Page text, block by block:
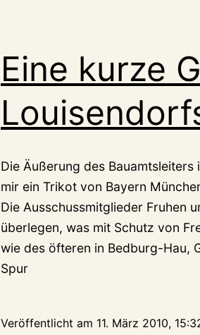
Eine kurze
Die Äußerung des
mir ein Trikot von Bayern
Die Ausschussmitglieder Fruhen
überlegen, was mit Schutz von
wie des öfteren in Bedburg-Hau,
Spur
Veröffentlicht am 11. März 2010,